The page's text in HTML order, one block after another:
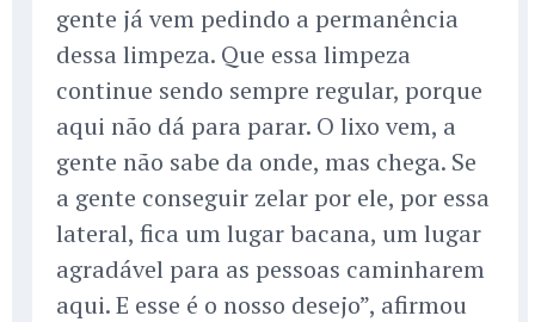
gente já vem pedindo a permanência
dessa limpeza. Que essa limpeza
continue sendo sempre regular, porque
aqui não dá para parar. O lixo vem, a
gente não sabe da onde, mas chega. Se
a gente conseguir zelar por ele, por essa
lateral, fica um lugar bacana, um lugar
agradável para as pessoas caminharem
aqui. E esse é o nosso desejo”, afirmou